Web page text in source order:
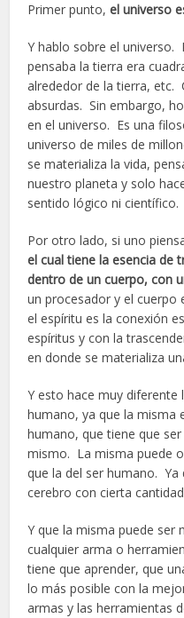
Primer punto,el universo
Y hablo sobre el universo.
pensaba la tierra era
alrededor de la tierra, etc.
absurdas. Sin embargo,
en el universo. Es una
universo de miles de
se materializa la vida,
nuestro planeta y solo
sentido lógico ni científico.
Por otro lado, si uno
el cual tiene la esencia de
dentro de un cuerpo, con
un procesador y el
el espíritu es la conexión
espíritus y con la
en donde se materializa
Y esto hace muy diferente
humano, ya que la misma
humano, que tiene que
mismo. La misma puede
que la del ser humano.
cerebro con cierta
Y que la misma puede
cualquier arma o
tiene que aprender, que
lo más posible con la
armas y las herramientas